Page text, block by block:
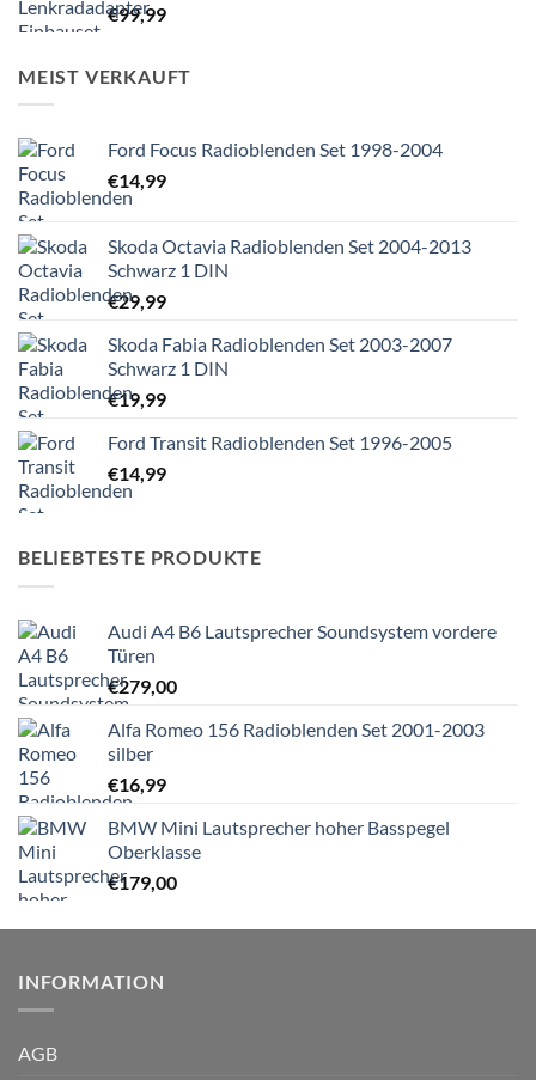
€99,99
MEIST VERKAUFT
Ford Focus Radioblenden Set 1998-2004
€14,99
Skoda Octavia Radioblenden Set 2004-2013
Schwarz 1 DIN
€29,99
Skoda Fabia Radioblenden Set 2003-2007
Schwarz 1 DIN
€19,99
Ford Transit Radioblenden Set 1996-2005
€14,99
BELIEBTESTE PRODUKTE
Audi A4 B6 Lautsprecher Soundsystem vordere
Türen
€279,00
Alfa Romeo 156 Radioblenden Set 2001-2003
silber
€16,99
BMW Mini Lautsprecher hoher Basspegel
Oberklasse
€179,00
INFORMATION
AGB